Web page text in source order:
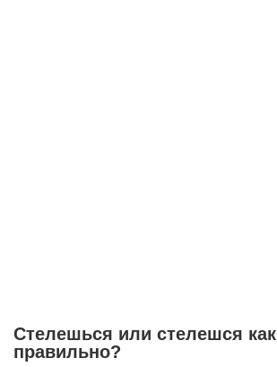
Стелешься или стелешся как
правильно?